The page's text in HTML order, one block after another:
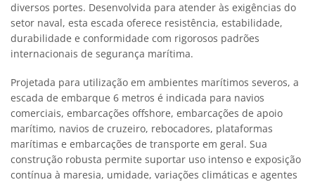
diversos portes. Desenvolvida para atender às exigências do
setor naval, esta escada oferece resistência, estabilidade,
durabilidade e conformidade com rigorosos padrões
internacionais de segurança marítima.
Projetada para utilização em ambientes marítimos severos, a
escada de embarque 6 metros é indicada para navios
comerciais, embarcações offshore, embarcações de apoio
marítimo, navios de cruzeiro, rebocadores, plataformas
marítimas e embarcações de transporte em geral. Sua
construção robusta permite suportar uso intenso e exposição
contínua à maresia, umidade, variações climáticas e agentes